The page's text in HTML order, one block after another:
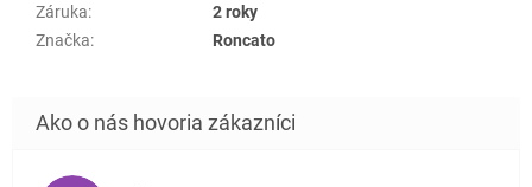
Záruka:
2 roky
Značka: Roncato